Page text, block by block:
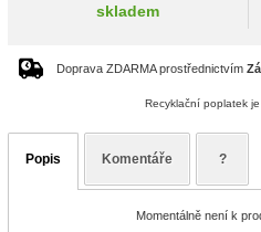
skladem
Doprava ZDARMA prostřednictvím
Recyklační poplatek
Popis Komentáře ?
Momentálně není k